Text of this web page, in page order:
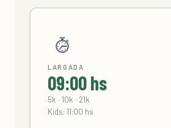
LARGADA
09:00 hs
5k · 10k · 21k
Kids: 11:00 hs